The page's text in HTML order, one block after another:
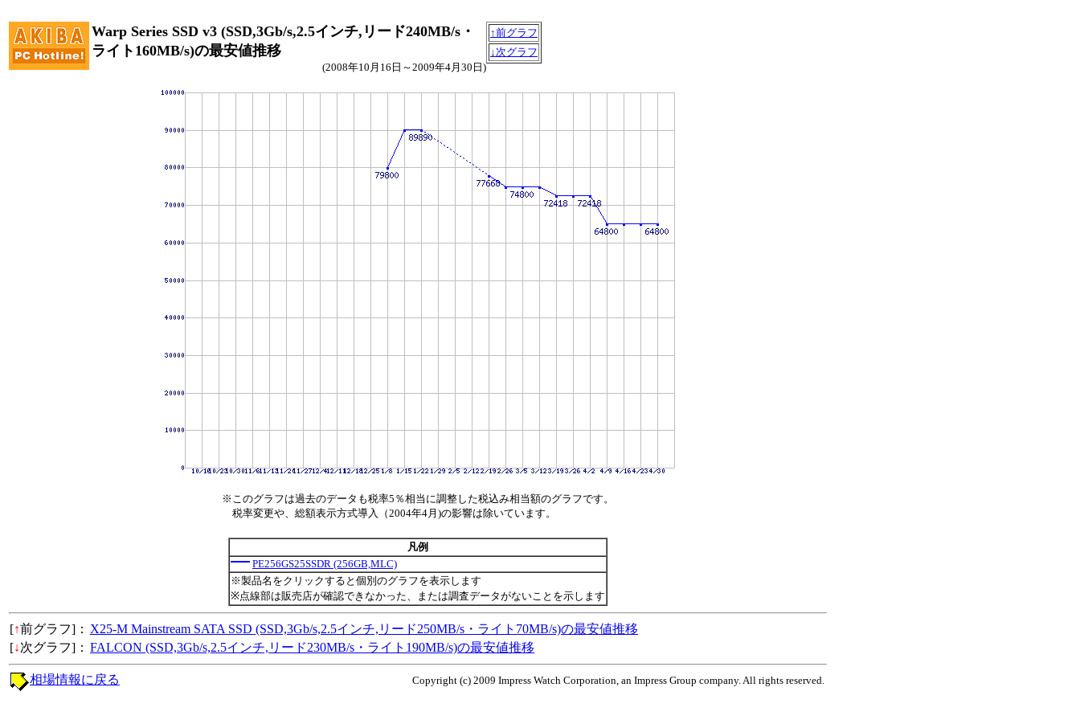
Warp Series SSD v3 (SSD,3Gb/s,2.5インチ,リード240MB/s・
ライト160MB/s)の最安値推移
↑前グラフ
↓次グラフ
(2008年10月16日～2009年4月30日)
※このグラフは過去のデータも税率5％相当に調整した税込み相当額のグラフです。
税率変更や、総額表示方式導入（2004年4月)の影響は除いています。
凡例
PE256GS25SSDR (256GB,MLC)
※製品名をクリックすると個別のグラフを表示します
※点線部は販売店が確認できなかった、または調査データがないことを示します
[↑前グラフ]： X25-M Mainstream SATA SSD (SSD,3Gb/s,2.5インチ,リード250MB/s・ライト70MB/s)の最安値推移
[↓次グラフ]： FALCON (SSD,3Gb/s,2.5インチ,リード230MB/s・ライト190MB/s)の最安値推移
Copyright (c) 2009 Impress Watch Corporation, an Impress Group company. All rights reserved.
相場情報に戻る